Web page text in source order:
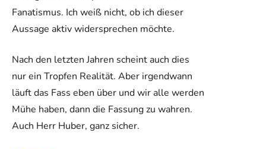
Fanatismus. Ich weiß nicht, ob ich dieser
Aussage aktiv widersprechen möchte.
Nach den letzten Jahren scheint auch dies
nur ein Tropfen Realität. Aber irgendwann
läuft das Fass eben über und wir alle werden
Mühe haben, dann die Fassung zu wahren.
Auch Herr Huber, ganz sicher.